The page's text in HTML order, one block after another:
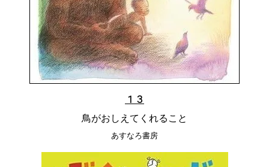
１３
鳥がおしえてくれること
あすなろ書房